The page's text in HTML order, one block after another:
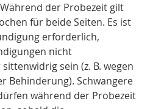
Während der Probezeit gilt
für beide Seiten. Es ist
erforderlich,
nicht
sein (z. B. wegen
Behinderung). Schwangere
während der Probezeit